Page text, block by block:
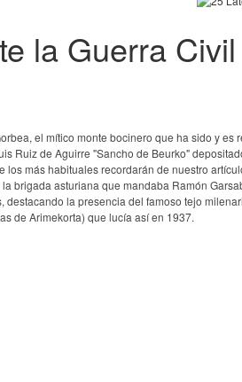
la Guerra
el mítico monte bocinero que ha sido y es
Ruiz de Aguirre "Sancho de Beurko"
los más habituales recordarán de nuestro
brigada asturiana que mandaba Ramón
la presencia del famoso tejo
de Arimekorta) que lucía así en 1937.